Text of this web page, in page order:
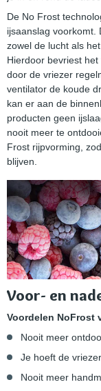
De No Frost
ijsaanslag voorkomt.
zowel de lucht als
Hierdoor bevriest
door de vriezer
ventilator de koude
kan er aan de
producten geen
nooit meer te
Frost rijpvorming,
blijven.
Voor- en
Voordelen NoFrost
Nooit meer
Je hoeft de
Nooit meer